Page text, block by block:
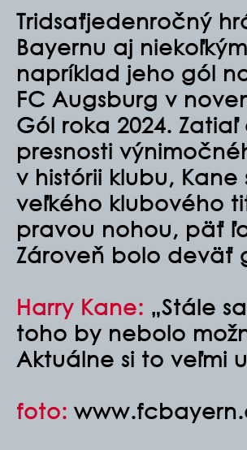
Tridsaťjedenročný
Bayernu aj
napríklad jeho gól
FC Augsburg v
Gól roka 2024.
presnosti
v histórii klubu, Kane
veľkého klubového
pravou nohou, päť
Zároveň bolo deväť
Harry Kane: „Stále
toho by nebolo
Aktuálne si to veľmi
foto: